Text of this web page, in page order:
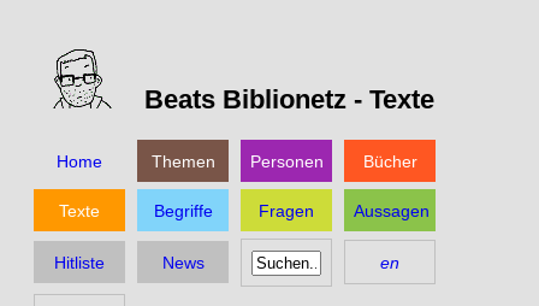
Beats Biblionetz - Texte
Home Themen Personen Bücher
Texte Begriffe Fragen Aussagen
Hitliste News en